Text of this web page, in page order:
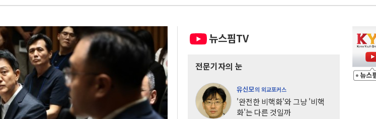
뉴스핌TV
전문기자의 눈
유신모의 외교포커스
'완전한 비핵화'와 그냥 '비핵
화'는 다른 것일까